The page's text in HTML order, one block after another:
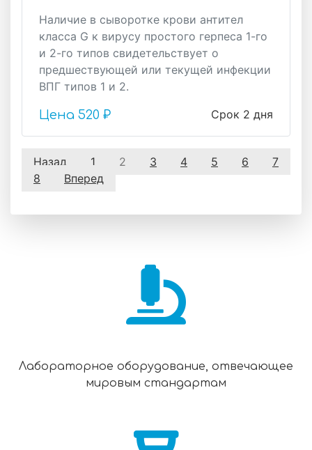
Наличие в сыворотке крови антител
класса G к вирусу простого герпеса 1-го
и 2-го типов свидетельствует о
предшествующей или текущей инфекции
ВПГ типов 1 и 2.
Срок 2 дня
Цена 520 ₽
Назад 1 2 3 4 5 6
7
8
Вперед
Лабораторное оборудование, отвечающее
мировым стандартам